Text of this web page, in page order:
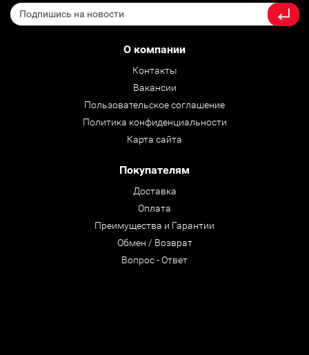
О компании
Контакты
Вакансии
Пользовательское соглашение
Политика конфиденциальности
Карта сайта
Покупателям
Доставка
Оплата
Преимущества и Гарантии
Обмен / Возврат
Вопрос - Ответ